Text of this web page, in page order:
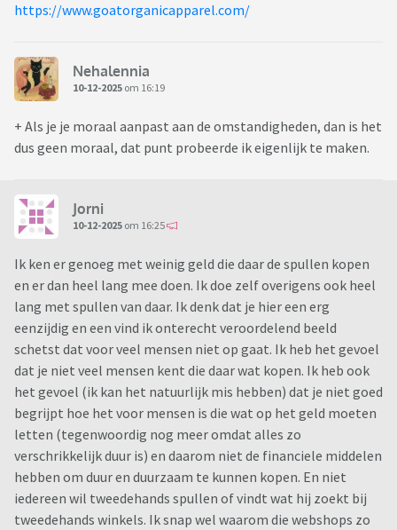
https://www.goatorganicapparel.com/
Nehalennia
10-12-2025 om 16:19
+ Als je je moraal aanpast aan de omstandigheden, dan is het
dus geen moraal, dat punt probeerde ik eigenlijk te maken.
Jorni
10-12-2025 om 16:25
Ik ken er genoeg met weinig geld die daar de spullen kopen
en er dan heel lang mee doen. Ik doe zelf overigens ook heel
lang met spullen van daar. Ik denk dat je hier een erg
eenzijdig en een vind ik onterecht veroordelend beeld
schetst dat voor veel mensen niet op gaat. Ik heb het gevoel
dat je niet veel mensen kent die daar wat kopen. Ik heb ook
het gevoel (ik kan het natuurlijk mis hebben) dat je niet goed
begrijpt hoe het voor mensen is die wat op het geld moeten
letten (tegenwoordig nog meer omdat alles zo
verschrikkelijk duur is) en daarom niet de financiele middelen
hebben om duur en duurzaam te kunnen kopen. En niet
iedereen wil tweedehands spullen of vindt wat hij zoekt bij
tweedehands winkels. Ik snap wel waarom die webshops zo